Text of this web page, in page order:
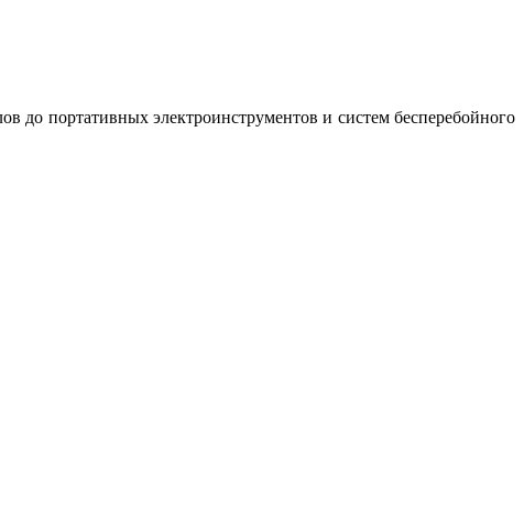
до портативных электроинструментов и систем бесперебойного